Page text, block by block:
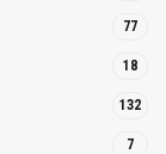
77
18
132
7